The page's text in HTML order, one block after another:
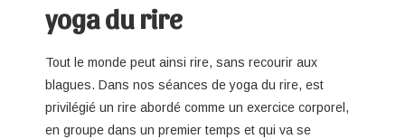
yoga du rire
Tout le monde peut ainsi rire, sans recourir aux
blagues. Dans nos séances de yoga du rire, est
privilégié un rire abordé comme un exercice corporel,
en groupe dans un premier temps et qui va se